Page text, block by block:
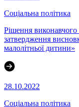
Соціальна політика
Рішення
затвердження
малолітньої дитини»
28.10.2022
Соціальна політика